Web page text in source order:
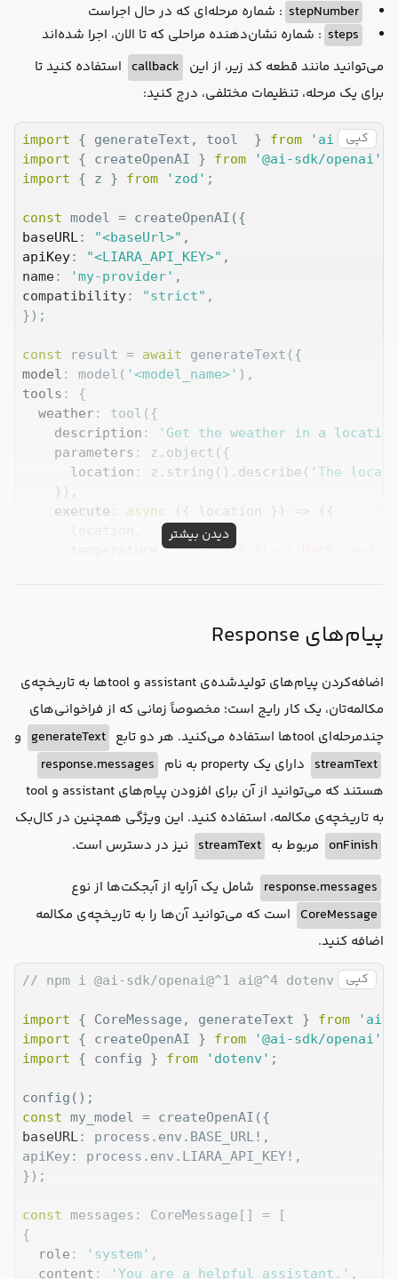
stepNumber : شماره مرحله‌ای که در حال اجراست
steps : شماره نشان‌دهنده مراحلی که تا الان، اجرا شده‌اند
می‌توانید مانند قطعه کد زیر، از این callback استفاده کنید تا
برای یک مرحله، تنظیمات مختلفی، درج کنید:
کپی import { generateText, tool  } from 'ai'
import { createOpenAI } from '@ai-sdk/openai'
import { z } from 'zod' ;
const
baseURL : "<baseUrl>"
apiKey: "<LIARA_API_KEY>"
name: 'my-provider'
compatibility: "strict" ,
});
const result = await
model : model( '<model_name>'
tools : {
weather: tool({
description :
'Get the weather in a
parameters : z.object({
location : z.string().describe( 'The
    }),
execute : async ({ location }) => ({
: 72 + Math
'What is the weather in San Francisco?'
experimental_prepareStep: async ({ model,
if (stepNumber === 0) {
return {
      model,
      stepNumber,
      maxSteps,
    };
// when nothing is returned, the default
});
دیدن بیشتر
پیام‌های Response
اضافه‌کردن پیام‌های تولید‌شده‌ی assistant و toolها به تاریخچه‌ی
مکالمه‌تان، یک کار رایج است؛ مخصوصاً زمانی که از فراخوانی‌های
چندمرحله‌ای toolها استفاده می‌کنید. هر دو تابع
generateText و
streamText دارای یک property به نام
response.messages
هستند که می‌توانید از آن برای افزودن پیام‌های assistant و tool
به تاریخچه‌ی مکالمه، استفاده کنید. این ویژگی همچنین در کال‌بک
onFinish مربوط به streamText نیز در دسترس است.
response.messages شامل یک آرایه از آبجکت‌ها از نوع
CoreMessage است که می‌توانید آن‌ها را به تاریخچه‌ی مکالمه
اضافه کنید.
کپی // npm i @ai-sdk/openai@^1 ai@^4 dotenv
import { CoreMessage, generateText } from 'ai'
import { createOpenAI } from '@ai-sdk/openai'
import { config } from 'dotenv' ;
const
baseURL : process.env.BASE_URL!,
apiKey: process.env.LIARA_API_KEY!,
});
const messages: CoreMessage[] = [
{
role : 'system' ,
content : 'You are a helpful assistant.' ,